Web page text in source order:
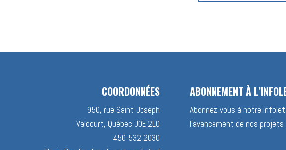
COORDONNÉES
950, rue Saint-Joseph
Valcourt, Québec J0E 2L0
450-532-2030
ABONNEMENT À
Abonnez-vous à notre
l’avancement de nos